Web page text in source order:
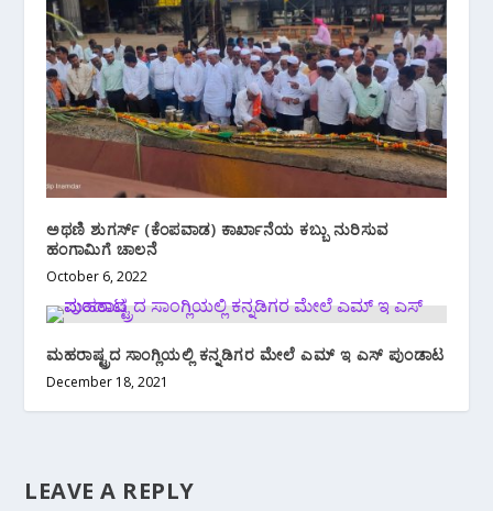
ಅಥಣಿ ಶುಗರ್ಸ್ (ಕೆಂಪವಾಡ) ಕಾರ್ಖಾನೆಯ ಕಬ್ಬು ನುರಿಸುವ
ಹಂಗಾಮಿಗೆ ಚಾಲನೆ
October 6, 2022
ಮಹರಾಷ್ಟ್ರದ ಸಾಂಗ್ಲಿಯಲ್ಲಿ ಕನ್ನಡಿಗರ ಮೇಲೆ ಎಮ್ ಇ ಎಸ್ ಪುಂಡಾಟ
December 18, 2021
LEAVE A REPLY